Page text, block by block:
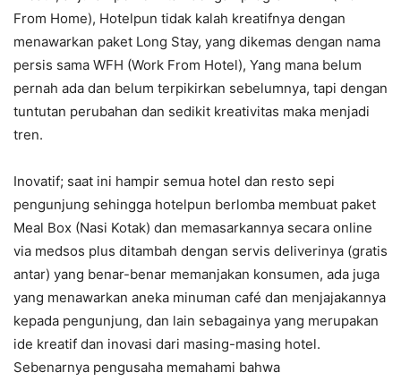
From Home), Hotelpun tidak kalah kreatifnya dengan
menawarkan paket Long Stay, yang dikemas dengan nama
persis sama WFH (Work From Hotel), Yang mana belum
pernah ada dan belum terpikirkan sebelumnya, tapi dengan
tuntutan perubahan dan sedikit kreativitas maka menjadi
tren.
Inovatif; saat ini hampir semua hotel dan resto sepi
pengunjung sehingga hotelpun berlomba membuat paket
Meal Box (Nasi Kotak) dan memasarkannya secara online
via medsos plus ditambah dengan servis deliverinya (gratis
antar) yang benar-benar memanjakan konsumen, ada juga
yang menawarkan aneka minuman café dan menjajakannya
kepada pengunjung, dan lain sebagainya yang merupakan
ide kreatif dan inovasi dari masing-masing hotel.
Sebenarnya pengusaha memahami bahwa